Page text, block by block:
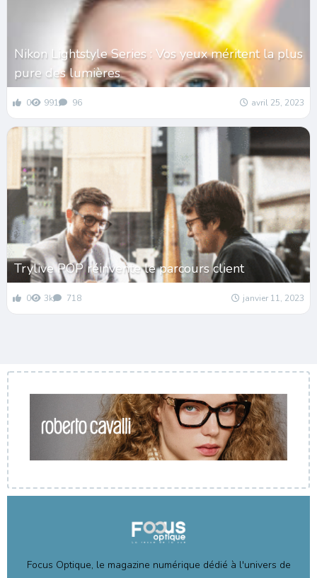
Nikon Lightstyle Series : Vos yeux méritent la plus
pure des lumières
0 991 96 avril 25, 2023
Trylive POP réinvente le parcours client
0 3k 718 janvier 11, 2023
Focus Optique, le magazine numérique dédié à l'univers de